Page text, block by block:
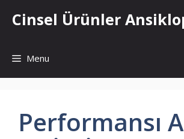
atlaCinsel Ürünler
Menu
Performansı